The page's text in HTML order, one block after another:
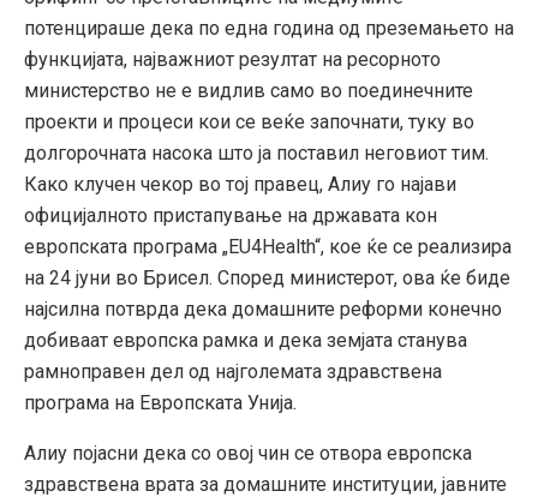
потенцираше дека по една година од преземањето на
функцијата, најважниот резултат на ресорното
министерство не е видлив само во поединечните
проекти и процеси кои се веќе започнати, туку во
долгорочната насока што ја поставил неговиот тим.
Како клучен чекор во тој правец, Алиу го најави
официјалното пристапување на државата кон
европската програма „EU4Health“, кое ќе се реализира
на 24 јуни во Брисел. Според министерот, ова ќе биде
најсилна потврда дека домашните реформи конечно
добиваат европска рамка и дека земјата станува
рамноправен дел од најголемата здравствена
програма на Европската Унија.
Алиу појасни дека со овој чин се отвора европска
здравствена врата за домашните институции, јавните